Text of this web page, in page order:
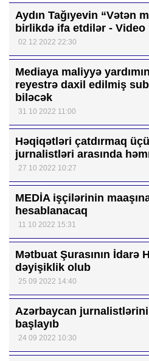
Aydın Tağıyevin “Vətən
birlikdə ifa etdilər - Video
02 12 2022 22:30
Mediaya maliyyə
reyestrə daxil edilmiş
biləcək
31 10 2022 11:00
Həqiqətləri çatdırmaq
jurnalistləri arasında
27 10 2022 10:27
MEDİA işçilərinin
hesablanacaq
11 10 2022 15:31
Mətbuat Şurasının İdarə
dəyişiklik olub
25 09 2022 14:40
Azərbaycan
başlayıb
24 09 2022 10:30